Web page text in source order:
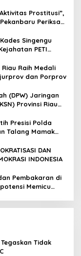
Prostitusi”,
Periksa
Singengu
PETI
Raih Medali
dan Porprov
(DPW) Jaringan
Provinsi Riau
Bangsa dan
Riau
Presisi Polda
Talang Mamak
Negeri
DAN
INDONESIA
Pembakaran di
Memicu
Tidak